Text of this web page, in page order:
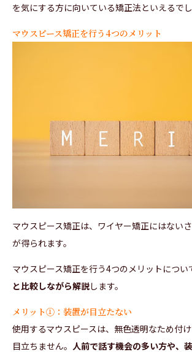
を気にする方に向いている矯正法といえるでし
マウスピース矯正を行う4つのメリット
マウスピース矯正は、ワイヤー矯正にはない
が得られます。
マウスピース矯正を行う4つのメリットについ
と比較しながら解説します。
メリット①：装置が目立たない
使用するマウスピースは、無色透明なため付
目立ちません。 人前で話す機会の多い方や、